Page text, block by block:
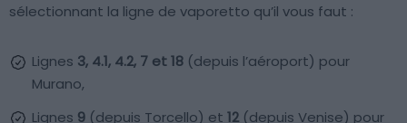
sélectionnant la ligne de vaporetto qu’il vous faut :
Lignes 3, 4.1, 4.2, 7 et 18 (depuis l’aéroport) pour
Murano,
Lignes 9 (depuis Torcello) et 12 (depuis Venise) pour